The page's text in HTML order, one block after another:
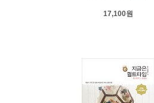
17,100원